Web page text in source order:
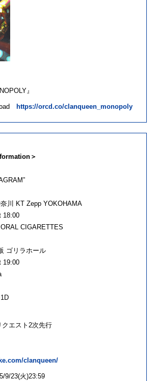
』
https://orcd.co/clanqueen_monopoly
＞
川 KT Zepp YOKOHAMA
18:00
CIGARETTES
ゴリラホール
19:00
エスト 2次先行
clanqueen/
9/23(火)23:59